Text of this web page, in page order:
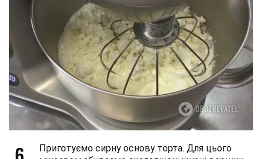
Приготуємо сирну основу торта. Для цього